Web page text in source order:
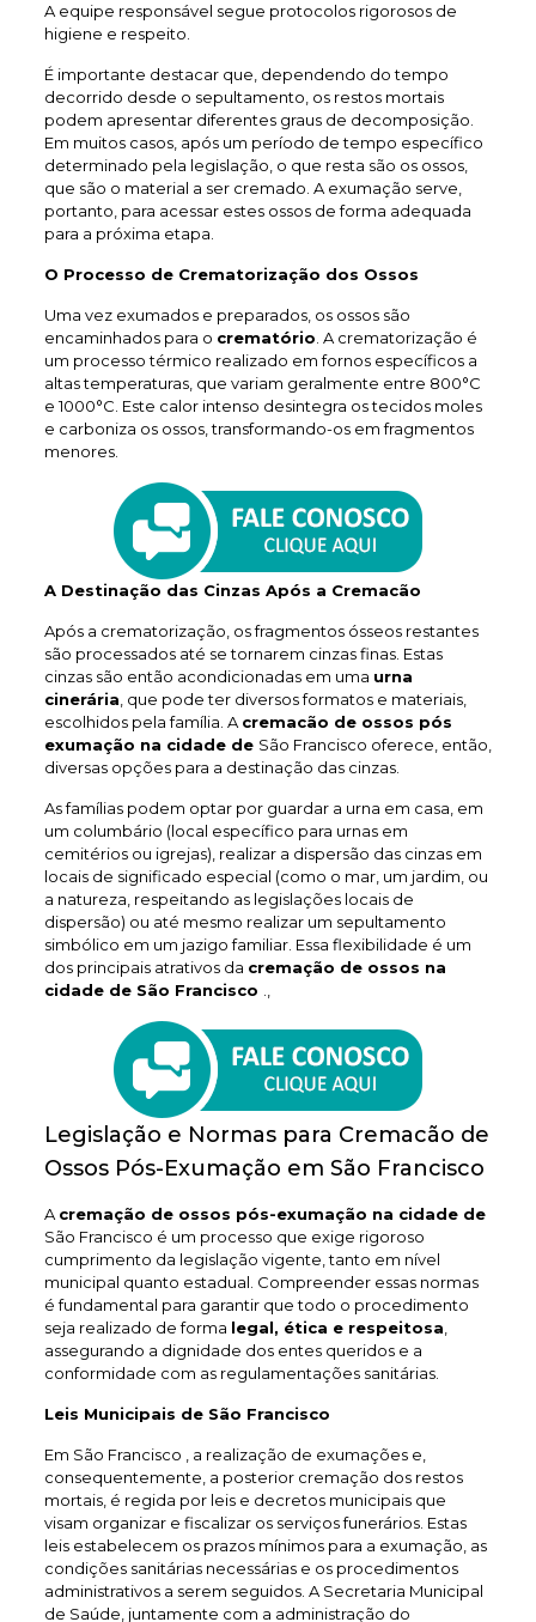
A equipe responsável segue protocolos rigorosos de
higiene e respeito.
É importante destacar que, dependendo do tempo
decorrido desde o sepultamento, os restos mortais
podem apresentar diferentes graus de decomposição.
Em muitos casos, após um período de tempo específico
determinado pela legislação, o que resta são os ossos,
que são o material a ser cremado. A exumação serve,
portanto, para acessar estes ossos de forma adequada
para a próxima etapa.
O Processo de Crematorização dos Ossos
Uma vez exumados e preparados, os ossos são
encaminhados para o crematório . A crematorização é
um processo térmico realizado em fornos específicos a
altas temperaturas, que variam geralmente entre 800°C
e 1000°C. Este calor intenso desintegra os tecidos moles
e carboniza os ossos, transformando-os em fragmentos
menores.
A Destinação das Cinzas Após a Cremacão
Após a crematorização, os fragmentos ósseos restantes
são processados até se tornarem cinzas finas. Estas
cinzas são então acondicionadas em uma urna
cinerária , que pode ter diversos formatos e materiais,
escolhidos pela família. A cremacão de ossos pós
exumação na cidade de São Francisco oferece, então,
diversas opções para a destinação das cinzas.
As famílias podem optar por guardar a urna em casa, em
um columbário (local específico para urnas em
cemitérios ou igrejas), realizar a dispersão das cinzas em
locais de significado especial (como o mar, um jardim, ou
a natureza, respeitando as legislações locais de
dispersão) ou até mesmo realizar um sepultamento
simbólico em um jazigo familiar. Essa flexibilidade é um
dos principais atrativos da cremação de ossos na
cidade de São Francisco
Legislação e Normas para Cremacão de
Ossos Pós-Exumação em São Francisco
A cremação de ossos pós-exumação na cidade de
São Francisco é um processo que exige rigoroso
cumprimento da legislação vigente, tanto em nível
municipal quanto estadual. Compreender essas normas
é fundamental para garantir que todo o procedimento
seja realizado de forma legal, ética e respeitosa
assegurando a dignidade dos entes queridos e a
conformidade com as regulamentações sanitárias.
Leis Municipais de São Francisco
Em São Francisco , a realização de exumações e,
consequentemente, a posterior cremação dos restos
mortais, é regida por leis e decretos municipais que
visam organizar e fiscalizar os serviços funerários. Estas
leis estabelecem os prazos mínimos para a exumação, as
condições sanitárias necessárias e os procedimentos
administrativos a serem seguidos. A Secretaria Municipal
de Saúde, juntamente com a administração do